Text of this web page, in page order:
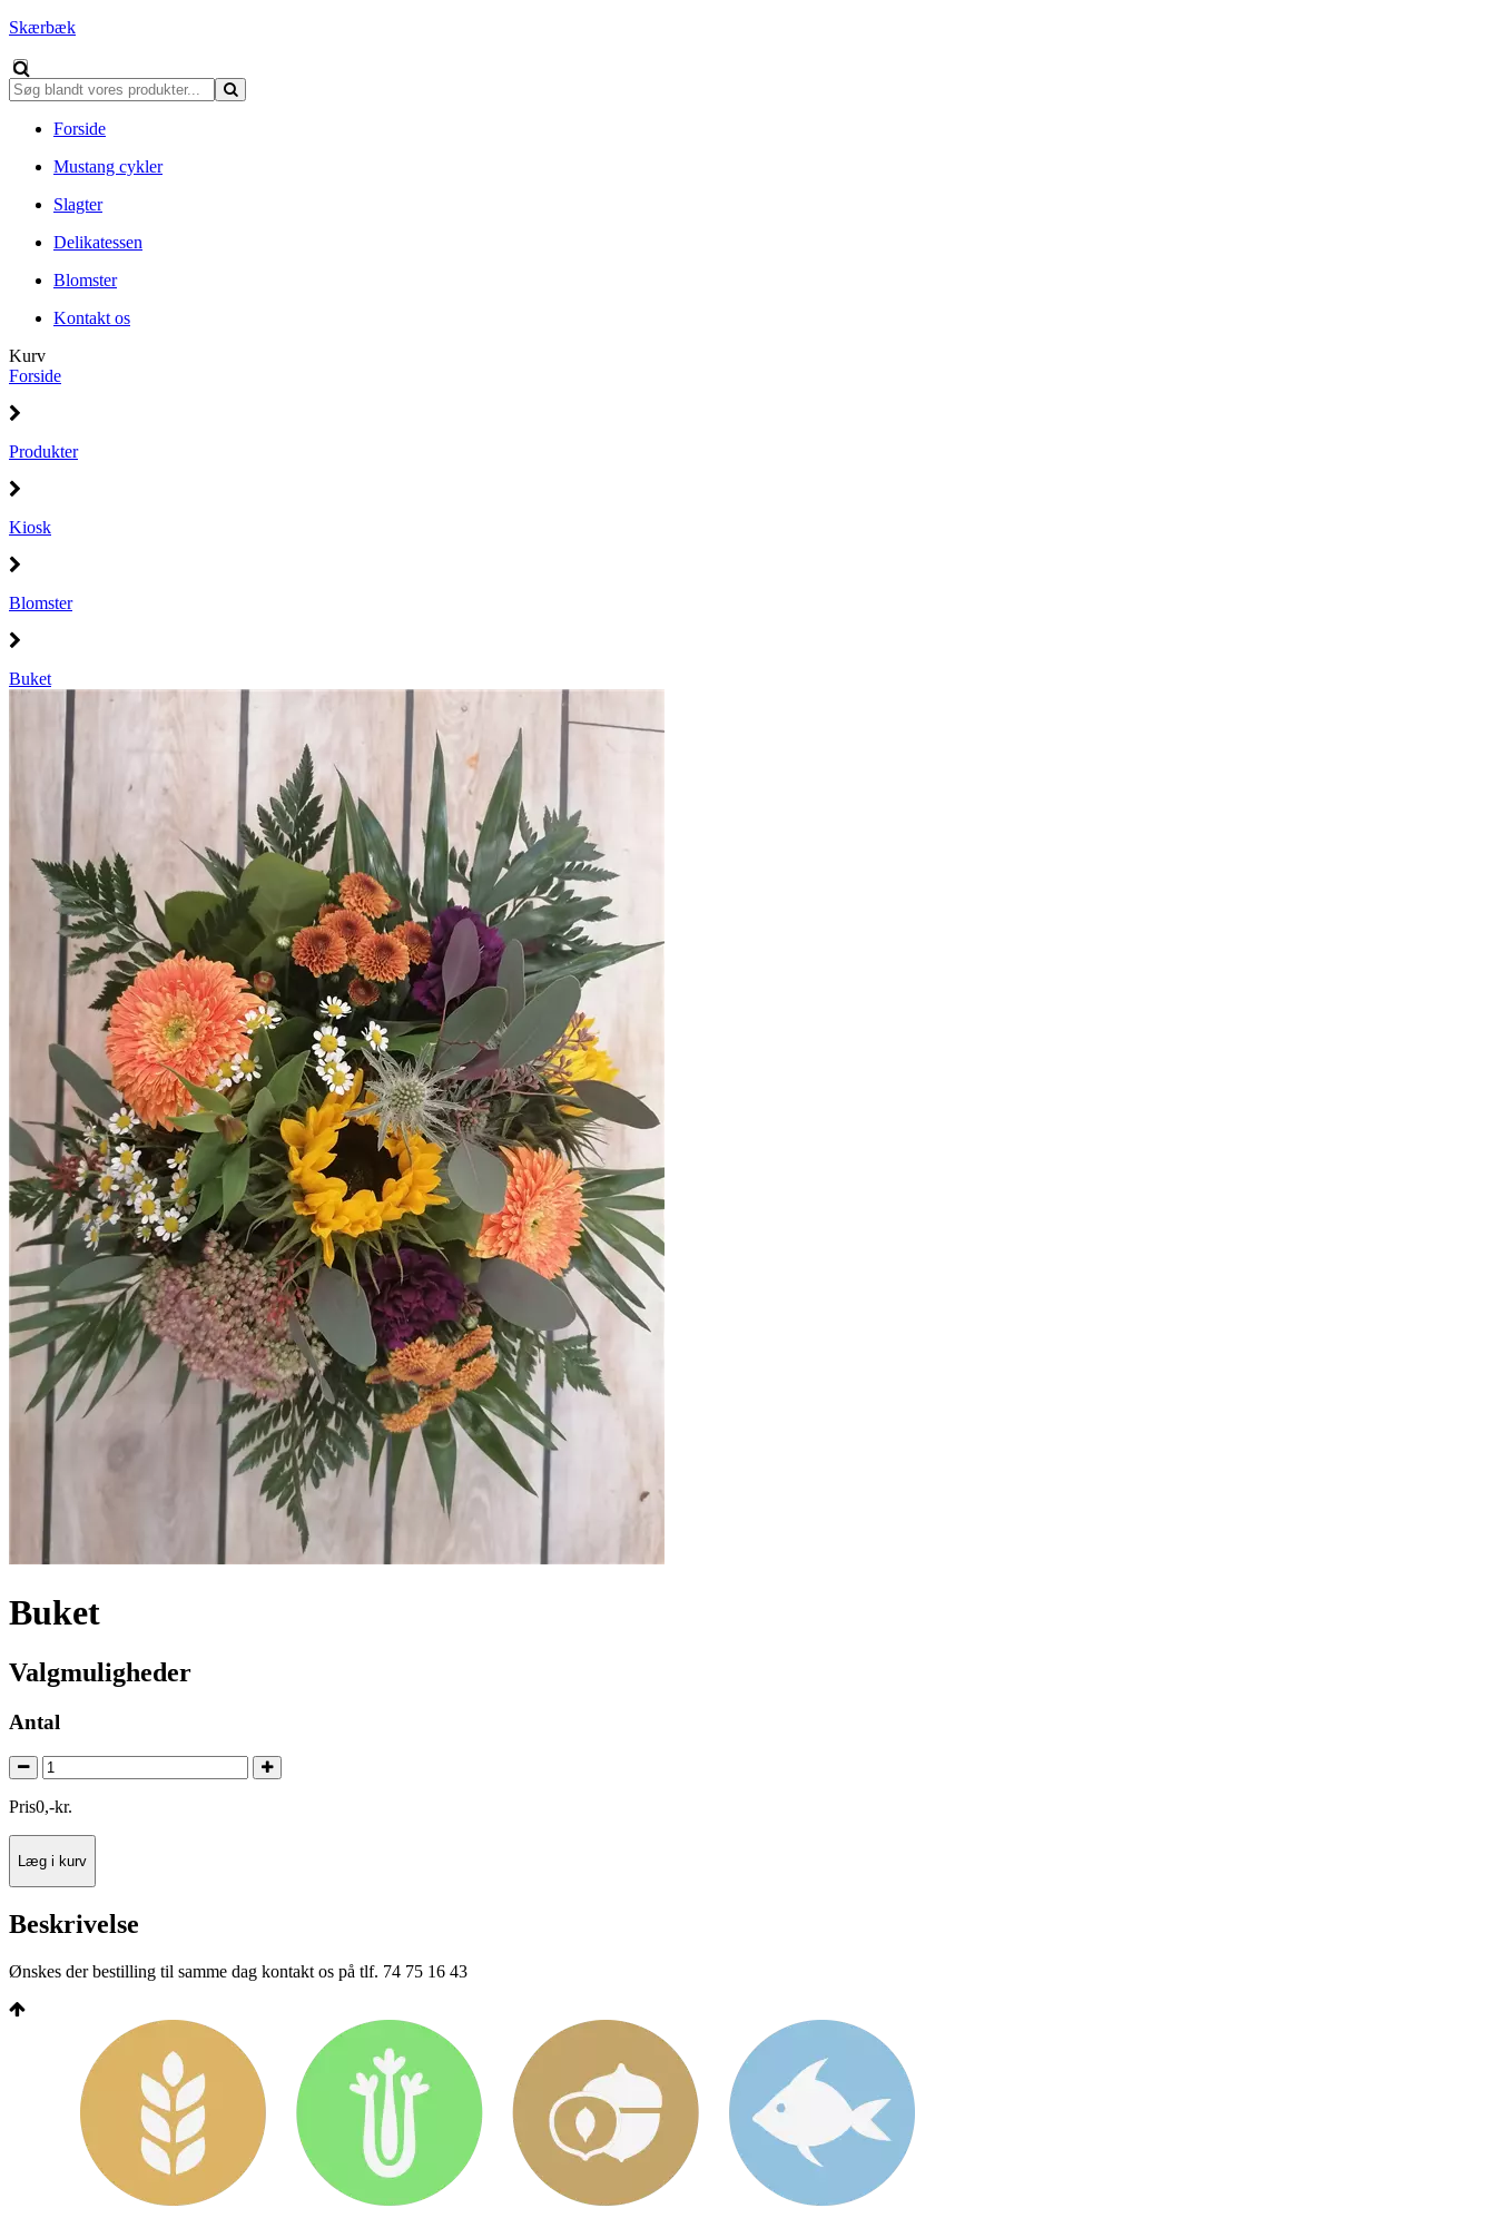
Skærbæk
Forside
Mustang cykler
Slagter
Delikatessen
Blomster
Kontakt os
Kurv
Forside
Produkter
Kiosk
Blomster
Buket
Buket
Valgmuligheder
Antal
Pris0,-kr.
Læg i kurv
Beskrivelse
Ønskes der bestilling til samme dag kontakt os på tlf. 74 75 16 43